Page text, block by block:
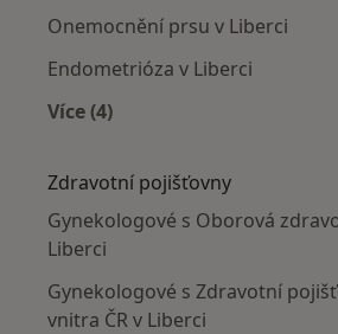
Onemocnění prsu v Liberci
Endometrióza v Liberci
Více (4)
Zdravotní pojišťovny
Gynekologové s Oborová
Liberci
Gynekologové s Zdravotní
vnitra ČR v Liberci